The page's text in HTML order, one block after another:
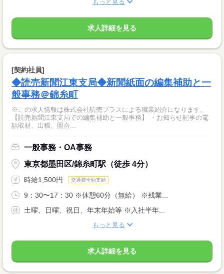
もっと見る
求人詳細を見る
[契約社員]
◆読売新聞江東支局◆新聞紙面の編集補助と一
般事務＠錦糸町
※この求人情報は株式会社読売プラスによる職業紹介になります。
【読売新聞江東支局での編集補助と一般事務】 ・お知らせ記事の電
話取材、出稿、照合...
一般事務・OA事務
東京都墨田区/錦糸町駅（徒歩 4分）
時給1,500円 交通費全額支給
9：30〜17：30 ※休憩60分（無給） ※残業...
土曜、日曜、祝日、年末年始等 ※入社半年...
もっと見る
求人詳細を見る